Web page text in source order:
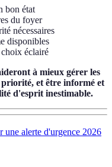
bon état
du foyer
nécessaires
disponibles
éclairé
à mieux gérer les
et être informé et
d'esprit inestimable.
une alerte d'urgence 2026